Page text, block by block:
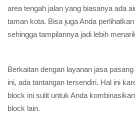
area tengah jalan yang biasanya ada
taman kota. Bisa juga Anda
sehingga tampilannya jadi lebih
Berkaitan dengan layanan jasa
ini, ada tantangan tersendiri. Hal ini
block ini sulit untuk Anda
block lain.